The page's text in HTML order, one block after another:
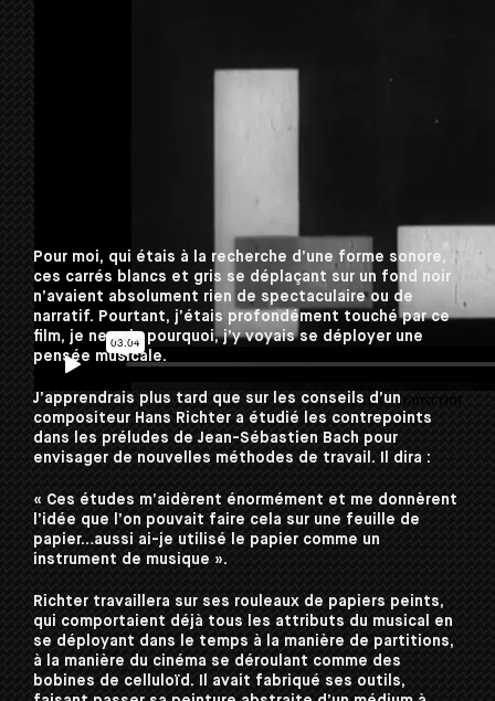
Pour moi, qui étais à la recherche d’une forme sonore,
ces carrés blancs et gris se déplaçant sur un fond noir
n’avaient absolument rien de spectaculaire ou de
narratif. Pourtant, j’étais profondément touché par ce
film, je ne sais pourquoi, j’y voyais se déployer une
pensée musicale.
J’apprendrais plus tard que sur les conseils d’un
compositeur Hans Richter a étudié les contrepoints
dans les préludes de Jean-Sébastien Bach pour
envisager de nouvelles méthodes de travail. Il dira :
« Ces études m’aidèrent énormément et me donnèrent
l’idée que l’on pouvait faire cela sur une feuille de
papier…aussi ai-je utilisé le papier comme un
instrument de musique ».
Richter travaillera sur ses rouleaux de papiers peints,
qui comportaient déjà tous les attributs du musical en
se déployant dans le temps à la manière de partitions,
à la manière du cinéma se déroulant comme des
bobines de celluloïd. Il avait fabriqué ses outils,